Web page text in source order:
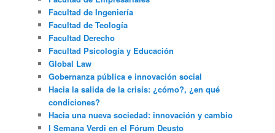
Facultad de Ingeniería
Facultad de Teología
Facultad Derecho
Facultad Psicología y Educación
Global Law
Gobernanza pública e innovación social
Hacia la salida de la crisis: ¿cómo?, ¿en qué
condiciones?
Hacia una nueva sociedad: innovación y cambio
I Semana Verdi en el Fórum Deusto